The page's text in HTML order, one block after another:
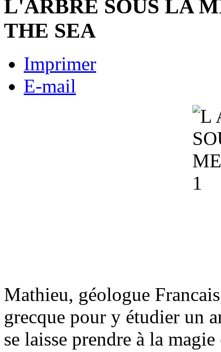
L'ARBRE SOUS LA
THE SEA
Imprimer
E-mail
Mathieu, géologue
grecque pour y étudier un
se laisse prendre à la